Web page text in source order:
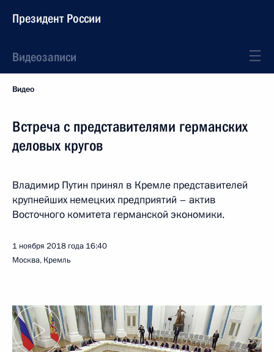
Президент России
Видеозаписи
Видео
Встреча с представителями германских
деловых кругов
Владимир Путин принял в Кремле представителей
крупнейших немецких предприятий – актив
Восточного комитета германской экономики.
1 ноября 2018 года 16:40
Москва, Кремль